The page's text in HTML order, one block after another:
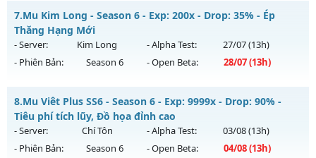
Antihack: IGMU.DEV
MU HỎA LONG 6.9 - 🌍 Website: https://muhoalong.pro
Mu mới ra tháng 08 2026 - Mở máy chủ
https://facebook.com/muhoalongvào 20h ngày
02/08/2626
Kiểu reset: Non Reset
Thể loại: Mu Nguyên bản Webzen
Antihack: XShield
7.Mu Kim Long - Season 6 - Exp: 200x - Drop: 35% - Ép
Thăng Hạng Mới
- Server: Kim Long - Alpha Test: 27/07(13h)
- Phiên Bản:
Season 6 - Open Beta: 28/07(13h)
Mu Kim Long - Ép Thăng Hạng Mới
Mu mới ra tháng 07 2026 - Mở máy chủ
ngày 28/07/2626
Exp: 200x - Drop: 35%
8.Mu Viêt Plus SS6 - Season 6 - Exp: 9999x - Drop: 90% -
Tiêu phí tích lũy, Đồ họa đỉnh cao
- Server: Chí Tôn - Alpha Test: 03/08(13h)
- Phiên Bản:
Season 6 - Open Beta: 04/08(13h)